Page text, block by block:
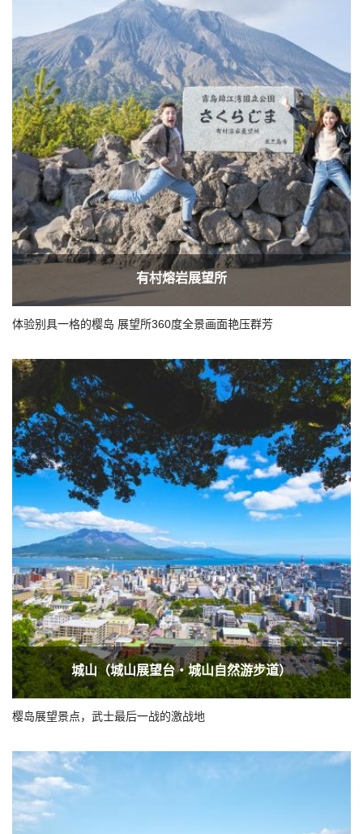
有村熔岩展望所
体验别具一格的樱岛 展望所360度全景画面艳压群芳
城山（城山展望台・城山自然游步道）
樱岛展望景点，武士最后一战的激战地